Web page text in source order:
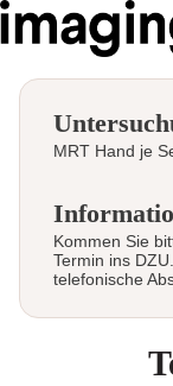
MRT Hand je
Kommen Sie
Termin ins
telefonische